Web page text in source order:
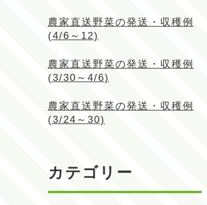
農家直送野菜の発送・収穫例
(4/6～12)
農家直送野菜の発送・収穫例
(3/30～4/6)
農家直送野菜の発送・収穫例
(3/24～30)
カテゴリー